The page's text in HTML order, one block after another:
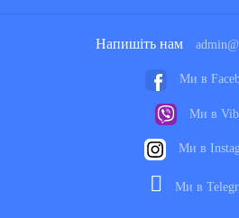
Напишіть нам
Ми в
Ми в
Ми в
Ми в